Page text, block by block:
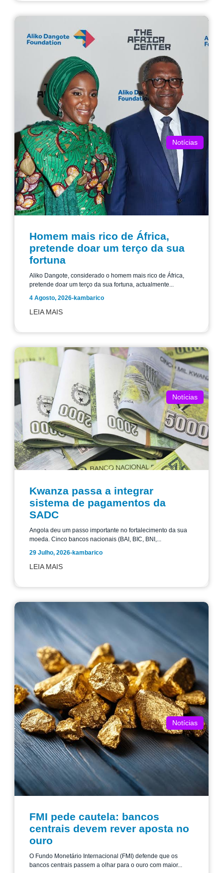
Notícias
Homem mais rico de África,
pretende doar um terço da sua
fortuna
Aliko Dangote, considerado o homem mais rico de África,
pretende doar um terço da sua fortuna, actualmente...
4 Agosto, 2026-kambarico
LEIA MAIS
Notícias
Kwanza passa a integrar
sistema de pagamentos da
SADC
Angola deu um passo importante no fortalecimento da sua
moeda. Cinco bancos nacionais (BAI, BIC, BNI,...
29 Julho, 2026-kambarico
LEIA MAIS
Notícias
FMI pede cautela: bancos
centrais devem rever aposta no
ouro
O Fundo Monetário Internacional (FMI) defende que os
bancos centrais passem a olhar para o ouro com maior...